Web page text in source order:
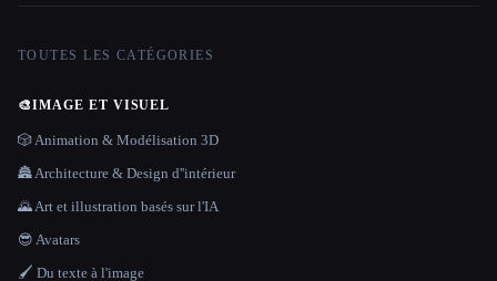
TOUTES LES CATÉGORIES
🎨IMAGE ET VISUEL
🎲 Animation & Modélisation 3D
🏯 Architecture & Design d''intérieur
🌄 Art et illustration basés sur l'IA
😎 Avatars
🖌️ Du texte à l'image